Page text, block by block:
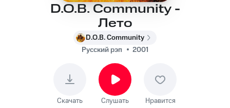
D.O.B. Community -
Лето
D.O.B. Community
Русский рэп
2001
Скачать Слушать Нравится